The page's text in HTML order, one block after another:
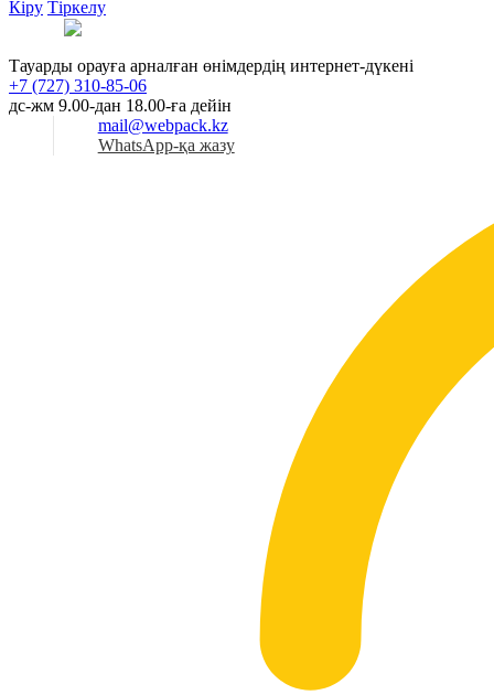
Кіру Тіркелу
Тауарды орауға арналған өнімдердің интернет-дүкені
+7 (727) 310-85-06
дс-жм 9.00-дан 18.00-ға дейін
mail@webpack.kz
WhatsApp-қа жазу